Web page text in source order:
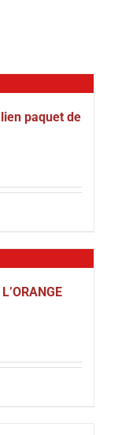
paquet de